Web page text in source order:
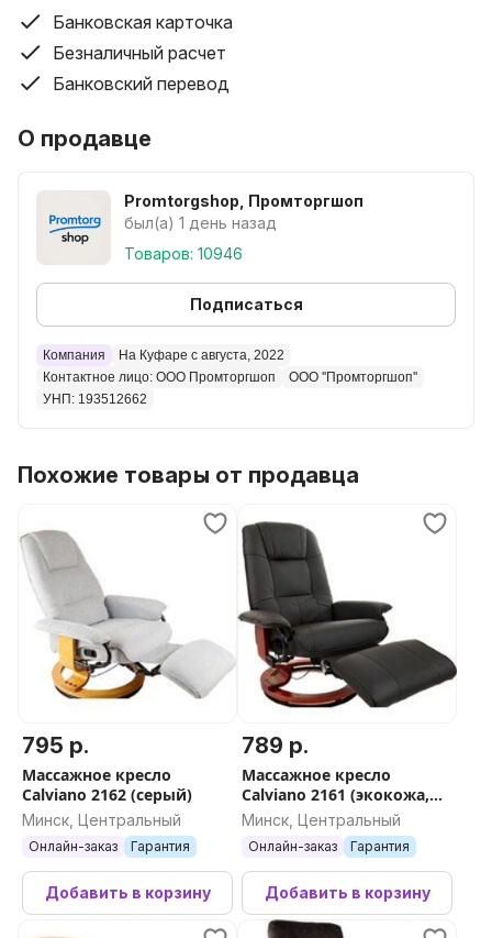
Банковская карточка
Безналичный расчет
Банковский перевод
О продавце
Promtorgshop, Промторгшоп
был(а) 1 день назад
Товаров: 10946
Подписаться
Компания
На Куфаре с августа, 2022
Контактное лицо: ООО Промторгшоп
ООО ''Промторгшоп''
УНП: 193512662
Похожие товары от продавца
795 р.
Массажное кресло
Calviano 2162 (серый)
Минск, Центральный
Онлайн-заказ Гарантия
Добавить в корзину
789 р.
Массажное кресло
Calviano 2161 (экокожа,
черный)
Минск, Центральный
Онлайн-заказ Гарантия
Добавить в корзину